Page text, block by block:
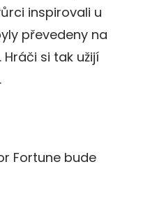
inspirovali u
převedeny na
si tak užijí
Fortune bude